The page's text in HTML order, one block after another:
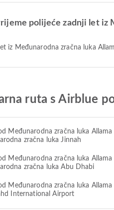
polijeće zadnji let iz
let iz Međunarodna zračna luka
ruta s Airblue
Međunarodna zračna luka
zračna luka Jinnah
Međunarodna zračna luka
zračna luka Abu Dhabi
Međunarodna zračna luka
International Airport